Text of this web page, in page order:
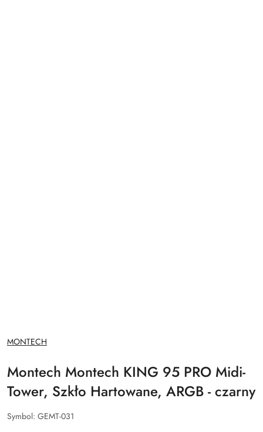
NAZWA
PRODUCENTA:
MONTECH
Montech Montech KING 95 PRO Midi-
Tower, Szkło Hartowane, ARGB - czarny
Symbol: GEMT-031